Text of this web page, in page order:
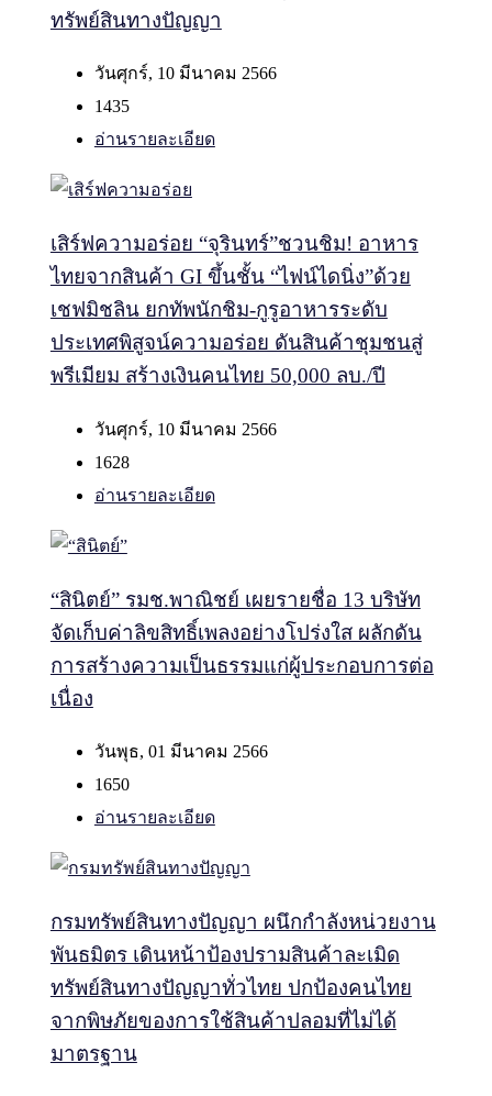
ทรัพย์สินทางปัญญา
วันศุกร์, 10 มีนาคม 2566
1435
อ่านรายละเอียด
เสิร์ฟความอร่อย “จุรินทร์”ชวนชิม! อาหาร
ไทยจากสินค้า GI ขึ้นชั้น “ไฟน์ไดนิ่ง”ด้วย
เชฟมิชลิน ยกทัพนักชิม-กูรูอาหารระดับ
ประเทศพิสูจน์ความอร่อย ดันสินค้าชุมชนสู่
พรีเมียม สร้างเงินคนไทย 50,000 ลบ./ปี
วันศุกร์, 10 มีนาคม 2566
1628
อ่านรายละเอียด
“สินิตย์” รมช.พาณิชย์ เผยรายชื่อ 13 บริษัท
จัดเก็บค่าลิขสิทธิ์เพลงอย่างโปร่งใส ผลักดัน
การสร้างความเป็นธรรมแก่ผู้ประกอบการต่อ
เนื่อง
วันพุธ, 01 มีนาคม 2566
1650
อ่านรายละเอียด
กรมทรัพย์สินทางปัญญา ผนึกกำลังหน่วยงาน
พันธมิตร เดินหน้าป้องปรามสินค้าละเมิด
ทรัพย์สินทางปัญญาทั่วไทย ปกป้องคนไทย
จากพิษภัยของการใช้สินค้าปลอมที่ไม่ได้
มาตรฐาน